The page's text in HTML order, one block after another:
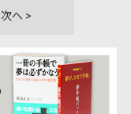
次へ >